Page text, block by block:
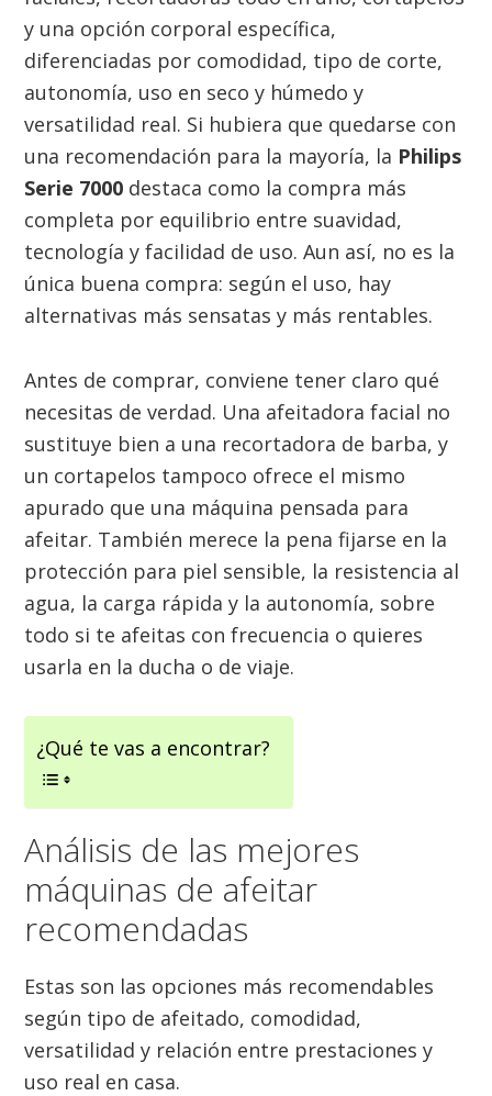
y una opción corporal específica,
diferenciadas por comodidad, tipo de corte,
autonomía, uso en seco y húmedo y
versatilidad real. Si hubiera que quedarse con
una recomendación para la mayoría, la Philips
Serie 7000 destaca como la compra más
completa por equilibrio entre suavidad,
tecnología y facilidad de uso. Aun así, no es la
única buena compra: según el uso, hay
alternativas más sensatas y más rentables.
Antes de comprar, conviene tener claro qué
necesitas de verdad. Una afeitadora facial no
sustituye bien a una recortadora de barba, y
un cortapelos tampoco ofrece el mismo
apurado que una máquina pensada para
afeitar. También merece la pena fijarse en la
protección para piel sensible, la resistencia al
agua, la carga rápida y la autonomía, sobre
todo si te afeitas con frecuencia o quieres
usarla en la ducha o de viaje.
¿Qué te vas a encontrar?
Análisis de las mejores
máquinas de afeitar
recomendadas
Estas son las opciones más recomendables
según tipo de afeitado, comodidad,
versatilidad y relación entre prestaciones y
uso real en casa.